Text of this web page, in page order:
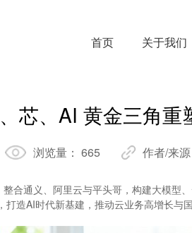
首页 关于我们
芯、AI 黄金三角重
浏览量： 665 作者/来源
整合通义、阿里云与平头哥，构建大模型
造AI时代新基建，推动云业务高增长与国